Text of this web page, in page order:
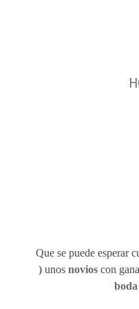
Que se puede esperar
) unos novios con
boda